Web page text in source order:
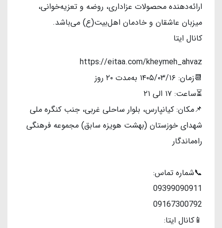
ارائه‌دهنده محصولات عزاداری، روضه و تعزیه‌خوانی،
میزبان عاشقان و خادمان اهل‌بیت(ع) می‌باشد.
کانال ایتا
https://eitaa.com/kheymeh_ahvaz
📆زمان: ۱۴۰۵/۰۳/۱۶ به‌مدت ۲۰ روز
⏳️ساعت: ۱۷ الی ۲۱
📌مکان: کیانپارس، بلوار ساحلی غربی، جنب کنگره ملی
شهدای خوزستان (بهشت هویزه سابق) مجموعه فرهنگی
راه‌ماندگار
📞شماره تماس:
09399090911
09167300792
📱کانال ایتا: